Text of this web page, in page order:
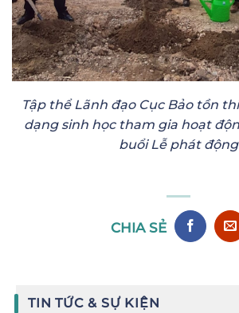
Tập thể Lãnh đạo Cục Bảo tồn
dạng sinh học tham gia hoạt
buổi Lễ phát động
CHIA SẺ
TIN TỨC & SỰ KIỆN